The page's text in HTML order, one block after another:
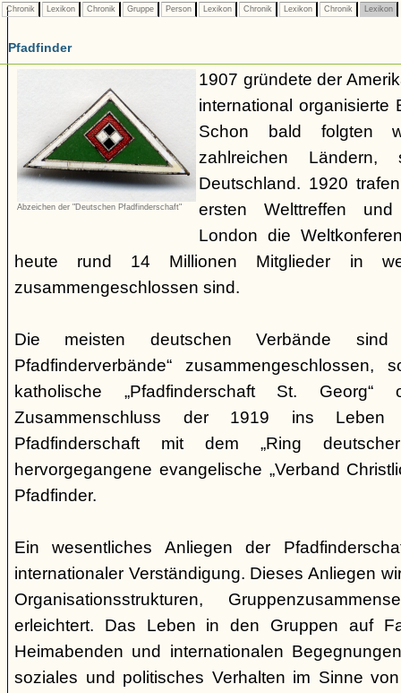
Chronik Lexikon Chronik Gruppe Person Lexikon Chronik Lexikon Chronik Lexikon
Pfadfinder
Abzeichen der "Deutschen Pfadfinderschaft"
1907 gründete der
international organisierte
Schon bald folgten
zahlreichen
Deutschland. 1920
ersten Welttreffen
London die
heute rund 14 Millionen Mitglieder in
zusammengeschlossen sind.
Die meisten deutschen Verbände
Pfadfinderverbände“
katholische „Pfadfinderschaft St.
Zusammenschluss der 1919 ins Leben
Pfadfinderschaft mit dem „Ring deutscher
hervorgegangene evangelische „Verband
Pfadfinder.
Ein wesentliches Anliegen der
internationaler Verständigung. Dieses Anliegen
Organisationsstrukturen,
erleichtert. Das Leben in den Gruppen auf
Heimabenden und internationalen
soziales und politisches Verhalten im Sinne